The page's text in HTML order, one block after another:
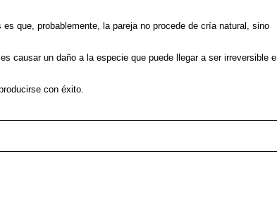
que, probablemente, la pareja no procede de cría natural, sino
causar un daño a la especie que puede llegar a ser irreversible e
con éxito.